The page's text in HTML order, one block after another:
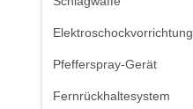
Elektroschockvorrichtung
Pfefferspray-Gerät
Fernrückhaltesystem